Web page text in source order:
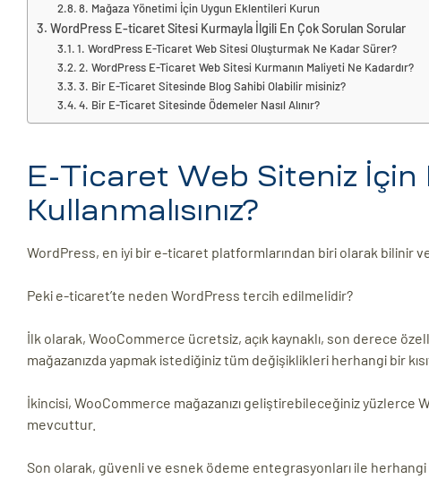
8. Mağaza Yönetimi İçin Uygun Eklentileri Kurun
WordPress E-ticaret Sitesi Kurmayla İlgili En Çok Sorulan Sorular
1. WordPress E-Ticaret Web Sitesi Oluşturmak Ne Kadar Sürer?
2. WordPress E-Ticaret Web Sitesi Kurmanın Maliyeti Ne Kadardır?
3. Bir E-Ticaret Sitesinde Blog Sahibi Olabilir misiniz?
4. Bir E-Ticaret Sitesinde Ödemeler Nasıl Alınır?
E-Ticaret Web Siteniz
Kullanmalısınız?
WordPress, en iyi bir e-ticaret platformlarından biri olarak bilinir
Peki e-ticaret’te neden WordPress tercih edilmelidir?
İlk olarak, WooCommerce ücretsiz, açık kaynaklı, son derece
mağazanızda yapmak istediğiniz tüm değişiklikleri herhangi bir
İkincisi, WooCommerce mağazanızı geliştirebileceğiniz
mevcuttur.
Son olarak, güvenli ve esnek ödeme entegrasyonları ile